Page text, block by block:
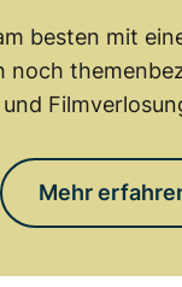
besten mit
noch
Mehr